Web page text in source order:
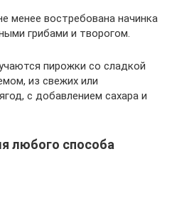
менее востребована начинка
грибами и творогом.
пирожки со сладкой
из свежих или
с добавлением сахара и
любого способа